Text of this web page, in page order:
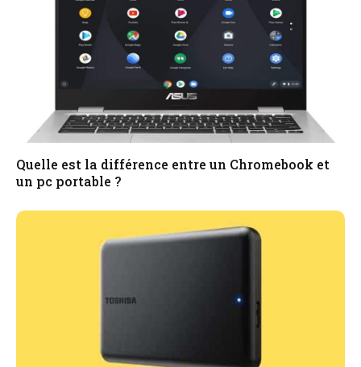
Quelle est la différence entre un Chromebook et
un pc portable ?